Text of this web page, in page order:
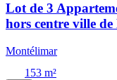
Lot de 3
hors centre ville
Montélimar
153 m²